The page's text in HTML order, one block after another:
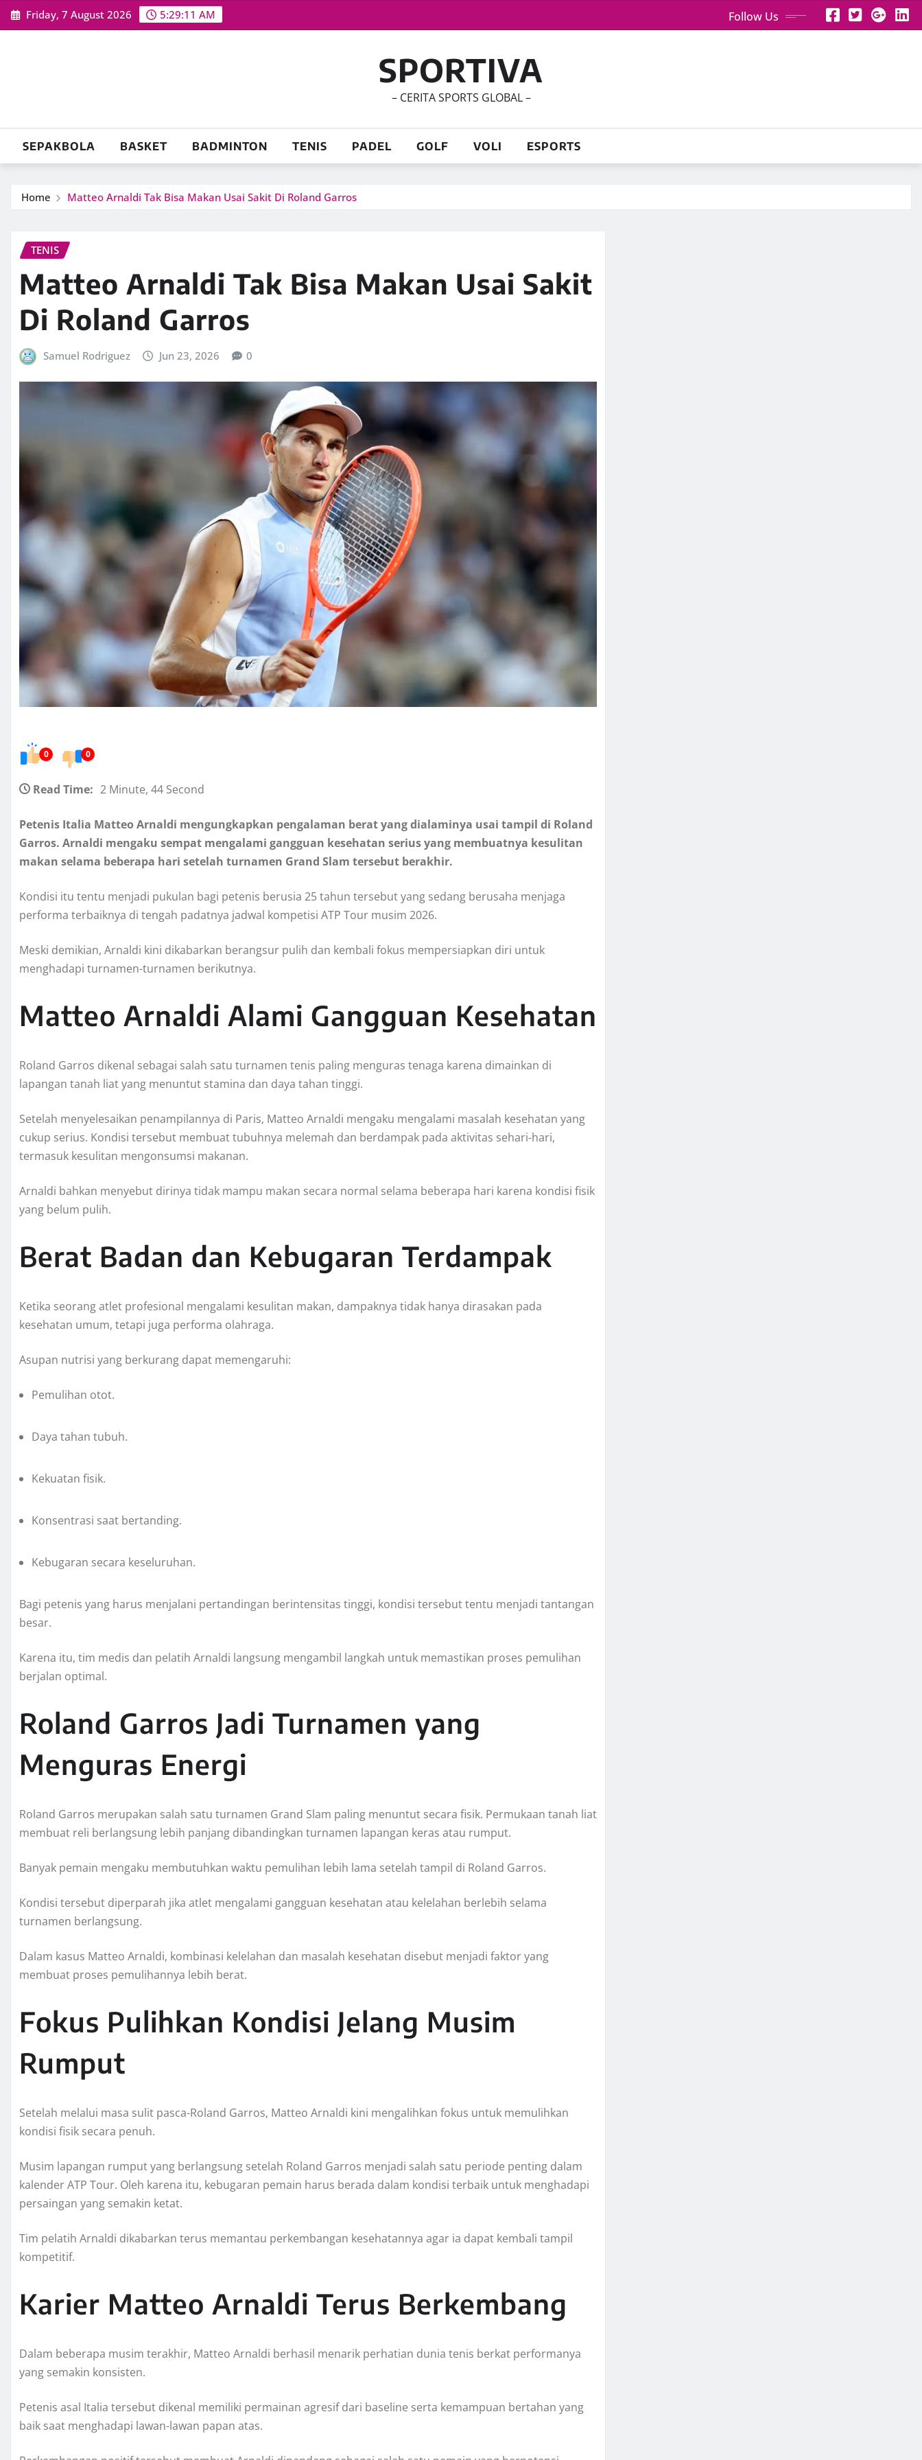
Skip
to
Friday, 7 August 2026 5:29:12 AM Follow Us
SPORTIVA
– CERITA SPORTS GLOBAL –
SEPAKBOLA BASKET BADMINTON TENIS PADEL GOLF VOLI ESPORTS
Home Matteo Arnaldi Tak Bisa Makan Usai Sakit Di Roland Garros
TENIS
Matteo Arnaldi Tak Bisa Makan Usai Sakit
Di Roland Garros
Samuel Rodriguez Jun 23, 2026 0
0 0
Read Time: 2 Minute, 44 Second
Petenis Italia Matteo Arnaldi mengungkapkan pengalaman berat yang dialaminya usai tampil di Roland
Garros. Arnaldi mengaku sempat mengalami gangguan kesehatan serius yang membuatnya kesulitan
makan selama beberapa hari setelah turnamen Grand Slam tersebut berakhir.
Kondisi itu tentu menjadi pukulan bagi petenis berusia 25 tahun tersebut yang sedang berusaha menjaga
performa terbaiknya di tengah padatnya jadwal kompetisi ATP Tour musim 2026.
Meski demikian, Arnaldi kini dikabarkan berangsur pulih dan kembali fokus mempersiapkan diri untuk
menghadapi turnamen-turnamen berikutnya.
Matteo Arnaldi Alami Gangguan Kesehatan
Roland Garros dikenal sebagai salah satu turnamen tenis paling menguras tenaga karena dimainkan di
lapangan tanah liat yang menuntut stamina dan daya tahan tinggi.
Setelah menyelesaikan penampilannya di Paris, Matteo Arnaldi mengaku mengalami masalah kesehatan yang
cukup serius. Kondisi tersebut membuat tubuhnya melemah dan berdampak pada aktivitas sehari-hari,
termasuk kesulitan mengonsumsi makanan.
Arnaldi bahkan menyebut dirinya tidak mampu makan secara normal selama beberapa hari karena kondisi fisik
yang belum pulih.
Berat Badan dan Kebugaran Terdampak
Ketika seorang atlet profesional mengalami kesulitan makan, dampaknya tidak hanya dirasakan pada
kesehatan umum, tetapi juga performa olahraga.
Asupan nutrisi yang berkurang dapat memengaruhi:
Pemulihan otot.
Daya tahan tubuh.
Kekuatan fisik.
Konsentrasi saat bertanding.
Kebugaran secara keseluruhan.
Bagi petenis yang harus menjalani pertandingan berintensitas tinggi, kondisi tersebut tentu menjadi tantangan
besar.
Karena itu, tim medis dan pelatih Arnaldi langsung mengambil langkah untuk memastikan proses pemulihan
berjalan optimal.
Roland Garros Jadi Turnamen yang
Menguras Energi
Roland Garros merupakan salah satu turnamen Grand Slam paling menuntut secara fisik. Permukaan tanah liat
membuat reli berlangsung lebih panjang dibandingkan turnamen lapangan keras atau rumput.
Banyak pemain mengaku membutuhkan waktu pemulihan lebih lama setelah tampil di Roland Garros.
Kondisi tersebut diperparah jika atlet mengalami gangguan kesehatan atau kelelahan berlebih selama
turnamen berlangsung.
Dalam kasus Matteo Arnaldi, kombinasi kelelahan dan masalah kesehatan disebut menjadi faktor yang
membuat proses pemulihannya lebih berat.
Fokus Pulihkan Kondisi Jelang Musim
Rumput
Setelah melalui masa sulit pasca-Roland Garros, Matteo Arnaldi kini mengalihkan fokus untuk memulihkan
kondisi fisik secara penuh.
Musim lapangan rumput yang berlangsung setelah Roland Garros menjadi salah satu periode penting dalam
kalender ATP Tour. Oleh karena itu, kebugaran pemain harus berada dalam kondisi terbaik untuk menghadapi
persaingan yang semakin ketat.
Tim pelatih Arnaldi dikabarkan terus memantau perkembangan kesehatannya agar ia dapat kembali tampil
kompetitif.
Karier Matteo Arnaldi Terus Berkembang
Dalam beberapa musim terakhir, Matteo Arnaldi berhasil menarik perhatian dunia tenis berkat performanya
yang semakin konsisten.
Petenis asal Italia tersebut dikenal memiliki permainan agresif dari baseline serta kemampuan bertahan yang
baik saat menghadapi lawan-lawan papan atas.